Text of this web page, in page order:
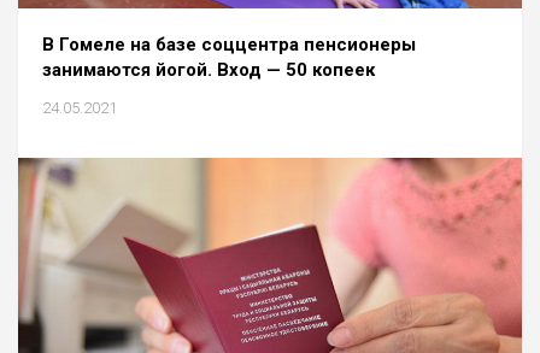
В Гомеле на базе соццентра пенсионеры
занимаются йогой. Вход — 50 копеек
24.05.2021